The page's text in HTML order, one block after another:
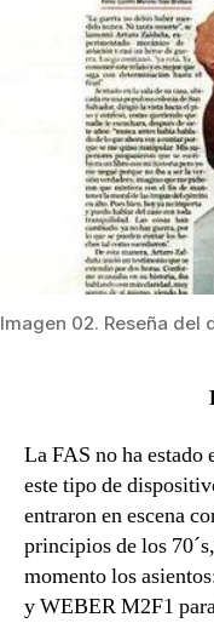
Imagen 02. Reseña del
La FAS no ha estado
este tipo de
entraron en escena
principios de los
momento los
y WEBER M2F1